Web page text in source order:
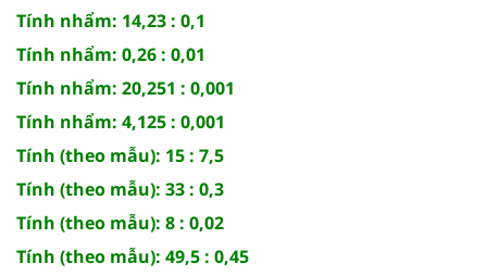
Tính nhẩm: 14,23 : 0,1
Tính nhẩm: 0,26 : 0,01
Tính nhẩm: 20,251 : 0,001
Tính nhẩm: 4,125 : 0,001
Tính (theo mẫu): 15 : 7,5
Tính (theo mẫu): 33 : 0,3
Tính (theo mẫu): 8 : 0,02
Tính (theo mẫu): 49,5 : 0,45